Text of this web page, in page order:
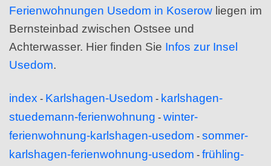
Ferienwohnungen Usedom in Koserow liegen im
Bernsteinbad zwischen Ostsee und
Achterwasser. Hier finden Sie Infos zur Insel
Usedom.
index - Karlshagen-Usedom - karlshagen-
stuedemann-ferienwohnung - winter-
ferienwohnung-karlshagen-usedom - sommer-
karlshagen-ferienwohnung-usedom - frühling-